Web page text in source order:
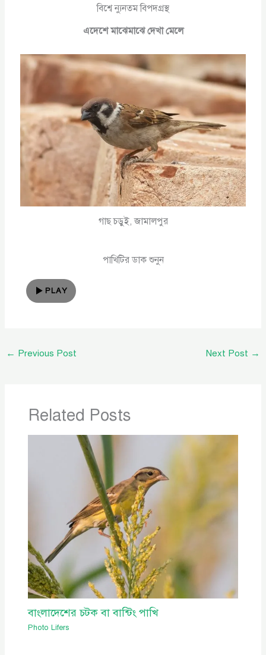
বিশ্বে ন্যুনতম বিপদগ্রস্থ
এদেশে মাঝেমাঝে দেখা মেলে
গাছ চড়ুই, জামালপুর
পাখিটির ডাক শুনুন
PLAY
← Previous Post Next Post →
Related Posts
বাংলাদেশের চটক বা বান্টিং পাখি
Photo Lifers